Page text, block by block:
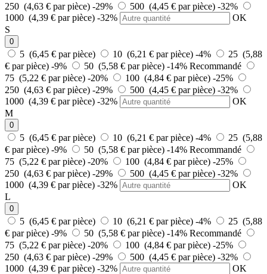
250 (4,63 € par pièce) -29% 500 (4,45 € par pièce) -32%
1000 (4,39 € par pièce) -32%
OK
S
0
5 (6,45 € par pièce) 10 (6,21 € par pièce) -4%
25 (5,88
€ par pièce) -9% 50 (5,58 € par pièce) -14% Recommandé
75 (5,22 € par pièce) -20% 100 (4,84 € par pièce) -25%
250 (4,63 € par pièce) -29% 500 (4,45 € par pièce) -32%
1000 (4,39 € par pièce) -32%
OK
M
0
5 (6,45 € par pièce) 10 (6,21 € par pièce) -4%
25 (5,88
€ par pièce) -9% 50 (5,58 € par pièce) -14% Recommandé
75 (5,22 € par pièce) -20% 100 (4,84 € par pièce) -25%
250 (4,63 € par pièce) -29% 500 (4,45 € par pièce) -32%
1000 (4,39 € par pièce) -32%
OK
L
0
5 (6,45 € par pièce) 10 (6,21 € par pièce) -4%
25 (5,88
€ par pièce) -9% 50 (5,58 € par pièce) -14% Recommandé
75 (5,22 € par pièce) -20% 100 (4,84 € par pièce) -25%
250 (4,63 € par pièce) -29% 500 (4,45 € par pièce) -32%
1000 (4,39 € par pièce) -32%
OK